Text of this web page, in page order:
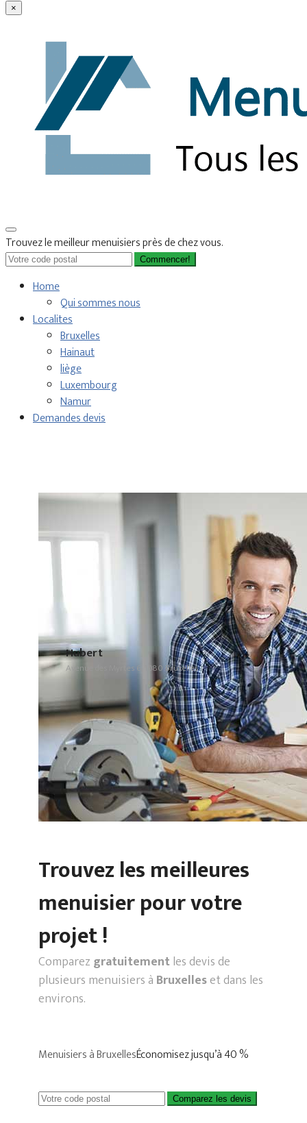
×
Trouvez le meilleur menuisiers près de chez vous.
Commencer!
Home
Qui sommes nous
Localites
Bruxelles
Hainaut
liège
Luxembourg
Namur
Demandes devis
Hubert
Avenue des Myrtes 6, 1080 Bruxelles
Trouvez les meilleures
menuisier pour votre
projet !
Comparez gratuitementles devis de
plusieurs menuisiers à Bruxelleset dans les
environs.
Menuisiers à BruxellesÉconomisez jusqu’à 40 %
Comparez les devis